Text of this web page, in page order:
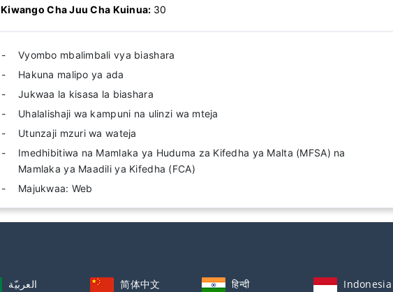
Kiwango Cha Juu Cha Kuinua: 30
Vyombo mbalimbali vya biashara
Hakuna malipo ya ada
Jukwaa la kisasa la biashara
Uhalalishaji wa kampuni na ulinzi wa mteja
Utunzaji mzuri wa wateja
Imedhibitiwa na Mamlaka ya Huduma za Kifedha ya Malta (MFSA) na
Mamlaka ya Maadili ya Kifedha (FCA)
Majukwaa: Web
العربيّة 简体中文 हिन्दी Indonesia